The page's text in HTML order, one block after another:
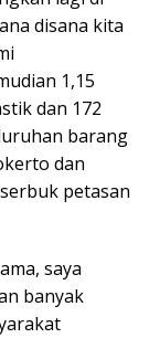
disana kita
1,15
dan 172
barang
dan
petasan
saya
banyak